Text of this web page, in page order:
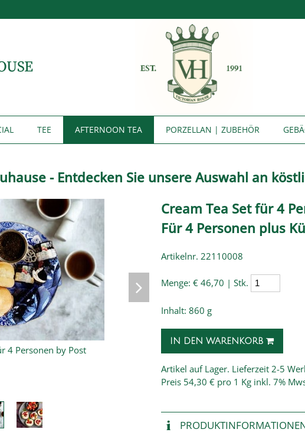
TEE AFTERNOON TEA PORZELLAN | ZUBEHÖR
- Entdecken Sie unsere Auswahl an
Cream Tea Set für 4
Für 4 Personen plus
Artikelnr. 22110008
Menge: € 46,70 | Stk.
Inhalt: 860 g
IN DEN WARENKORB
Artikel auf Lager. Lieferzeit 2-5
Preis 54,30 € pro 1 Kg inkl. 7%